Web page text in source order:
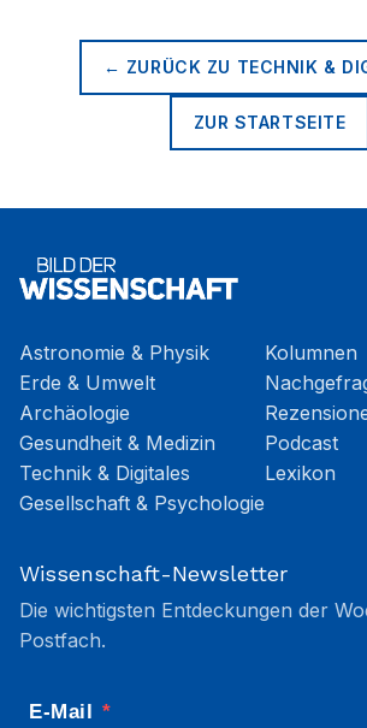
← ZURÜCK ZU TECHNIK &
ZUR STARTSEITE
Astronomie & Physik
Erde & Umwelt
Archäologie
Gesundheit & Medizin
Technik & Digitales
Gesellschaft & Psychologie
Kolumnen
Podcast
Lexikon
Wissenschaft-Newsletter
Die wichtigsten Entdeckungen der
Postfach.